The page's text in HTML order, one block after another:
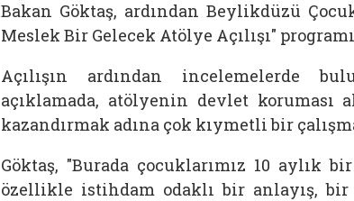
Bakan Göktaş, ardından Beylikdüzü
Meslek Bir Gelecek Atölye Açılışı"
Açılışın ardından incelemelerde
açıklamada, atölyenin devlet koruması
kazandırmak adına çok kıymetli bir
Göktaş, "Burada çocuklarımız 10 aylık
özellikle istihdam odaklı bir anlayış, bir